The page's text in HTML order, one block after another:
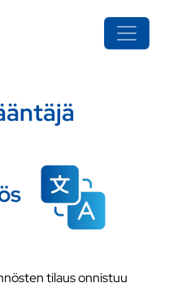
tilaus onnistuu